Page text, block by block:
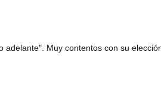
Muy contentos con su